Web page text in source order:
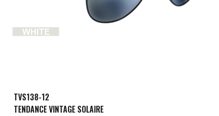
TVS138-12
TENDANCE VINTAGE SOLAIRE